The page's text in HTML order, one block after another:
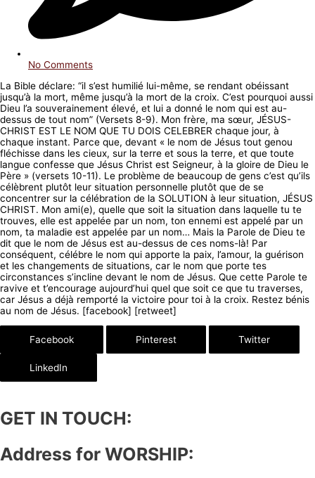
No Comments
La Bible déclare: “il s’est humilié lui-même, se rendant obéissant
jusqu’à la mort, même jusqu’à la mort de la croix. C’est pourquoi aussi
Dieu l’a souverainement élevé, et lui a donné le nom qui est au-
dessus de tout nom” (Versets 8-9). Mon frère, ma sœur, JÉSUS-
CHRIST EST LE NOM QUE TU DOIS CELEBRER chaque jour, à
chaque instant. Parce que, devant « le nom de Jésus tout genou
fléchisse dans les cieux, sur la terre et sous la terre, et que toute
langue confesse que Jésus Christ est Seigneur, à la gloire de Dieu le
Père » (versets 10-11). Le problème de beaucoup de gens c’est qu’ils
célèbrent plutôt leur situation personnelle plutôt que de se
concentrer sur la célébration de la SOLUTION à leur situation, JÉSUS
CHRIST. Mon ami(e), quelle que soit la situation dans laquelle tu te
trouves, elle est appelée par un nom, ton ennemi est appelé par un
nom, ta maladie est appelée par un nom… Mais la Parole de Dieu te
dit que le nom de Jésus est au-dessus de ces noms-là! Par
conséquent, célébre le nom qui apporte la paix, l’amour, la guérison
et les changements de situations, car le nom que porte tes
circonstances s’incline devant le nom de Jésus. Que cette Parole te
ravive et t’encourage aujourd’hui quel que soit ce que tu traverses,
car Jésus a déjà remporté la victoire pour toi à la croix. Restez bénis
au nom de Jésus. [facebook] [retweet]
Facebook Pinterest Twitter
LinkedIn
GET IN TOUCH:
Address for WORSHIP: